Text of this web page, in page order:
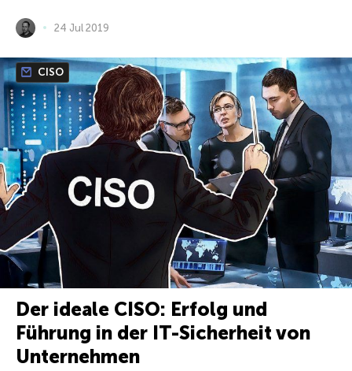
24 Jul 2019
CISO
Der ideale CISO: Erfolg und
Führung in der IT-Sicherheit von
Unternehmen